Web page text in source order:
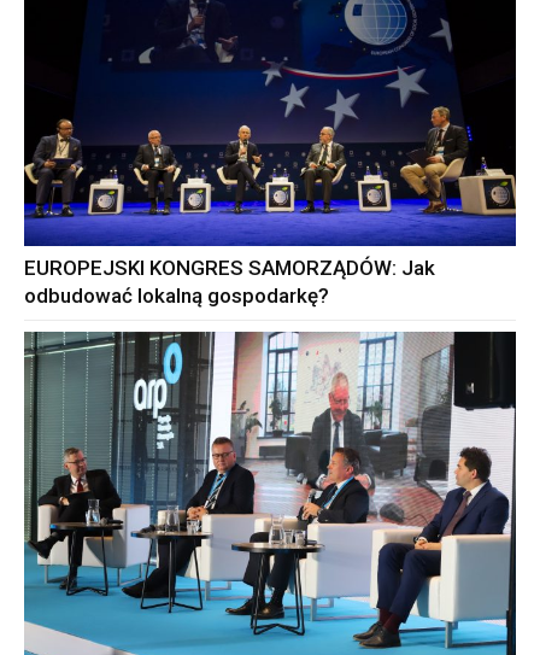
EUROPEJSKI KONGRES SAMORZĄDÓW: Jak
odbudować lokalną gospodarkę?